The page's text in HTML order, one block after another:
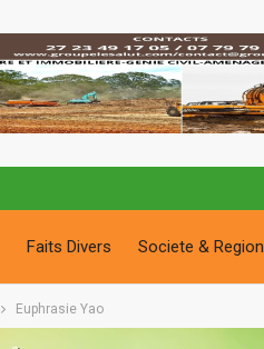
Faits Divers Societe & Region
Euphrasie Yao